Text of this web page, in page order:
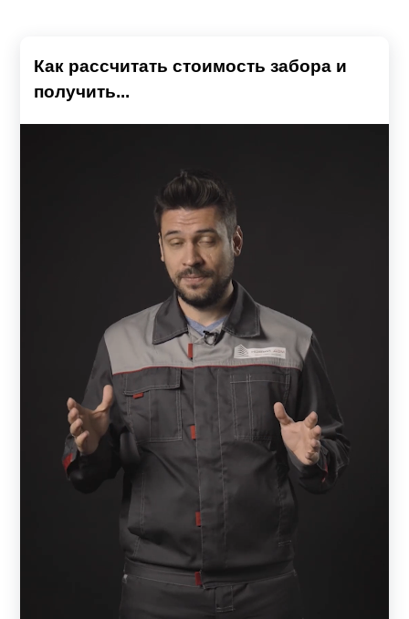
Как рассчитать стоимость забора и
получить...